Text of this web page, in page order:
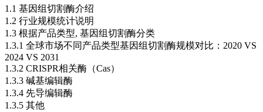
1.1 基因组切割酶介绍
1.2 行业规模统计说明
1.3 根据产品类型, 基因组切割酶分类
1.3.1 全球市场不同产品类型基因组切割酶规模对比：2020 VS
2024 VS 2031
1.3.2 CRISPR相关酶（Cas）
1.3.3 碱基编辑酶
1.3.4 先导编辑酶
1.3.5 其他